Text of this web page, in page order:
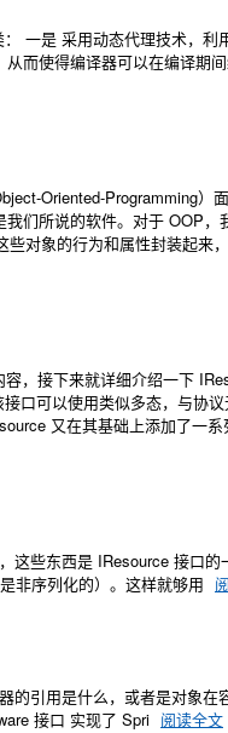
一是 采用动态代理技术，利
而使得编译器可以在编译期
Oriented-Programming）
们所说的软件。对于 OOP，
些对象的行为和属性封装起来
，接下来就详细介绍一下
口可以使用类似多态，与协
又在其基础上添加了一
这些东西是 IResource 接口的
非序列化的）。这样就够用
的引用是什么，或者是对象在
接口 实现了 Spri 阅读全文